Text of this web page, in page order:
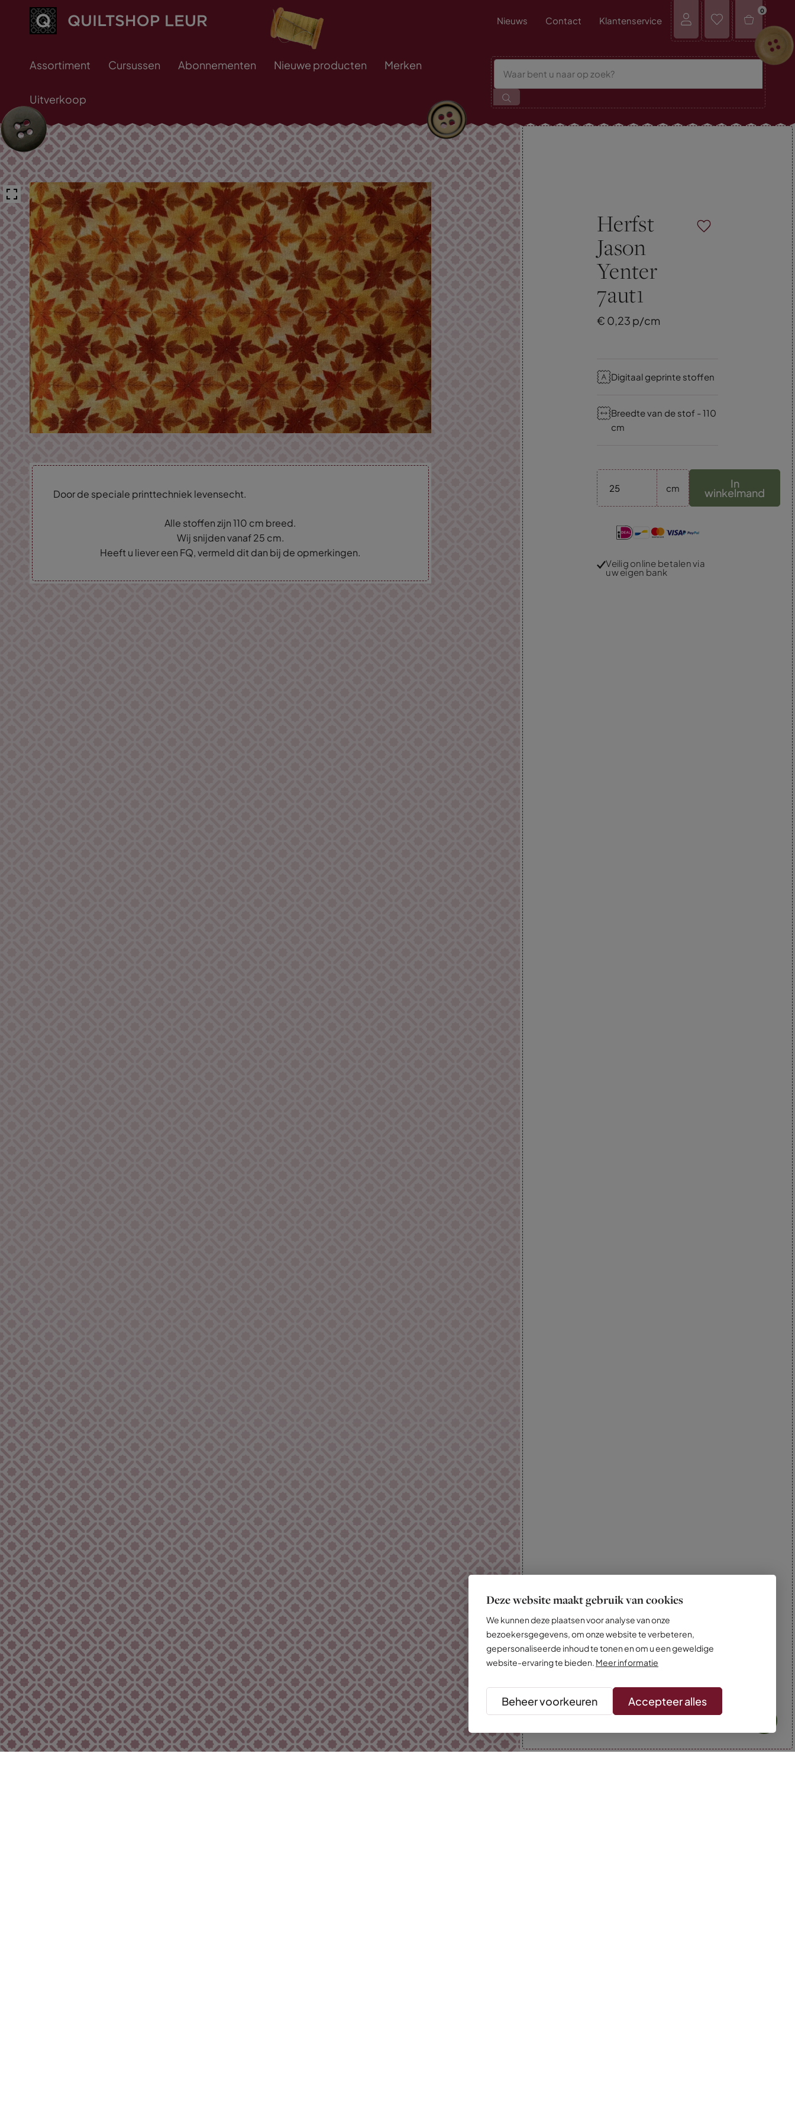
Deze website maakt gebruik van cookies
We kunnen deze plaatsen voor analyse van onze
bezoekersgegevens, om onze website te verbeteren,
gepersonaliseerde inhoud te tonen en om u een geweldige
website-ervaring te bieden. Meer informatie
Beheer voorkeuren Accepteer alles
Nieuws Contact Klantenservice
0
Assortiment Cursussen Abonnementen Nieuwe producten Merken
Uitverkoop
Door de speciale printtechniek levensecht.
Alle stoffen zijn 110 cm breed.
Wij snijden vanaf 25 cm.
Heeft u liever een FQ, vermeld dit dan bij de opmerkingen.
Herfst
Jason
Yenter
7aut1
€ 0,23 p/cm
Digitaal geprinte stoffen
Breedte van de stof - 110
cm
cm In
winkelmand
Veilig online betalen via
uw eigen bank